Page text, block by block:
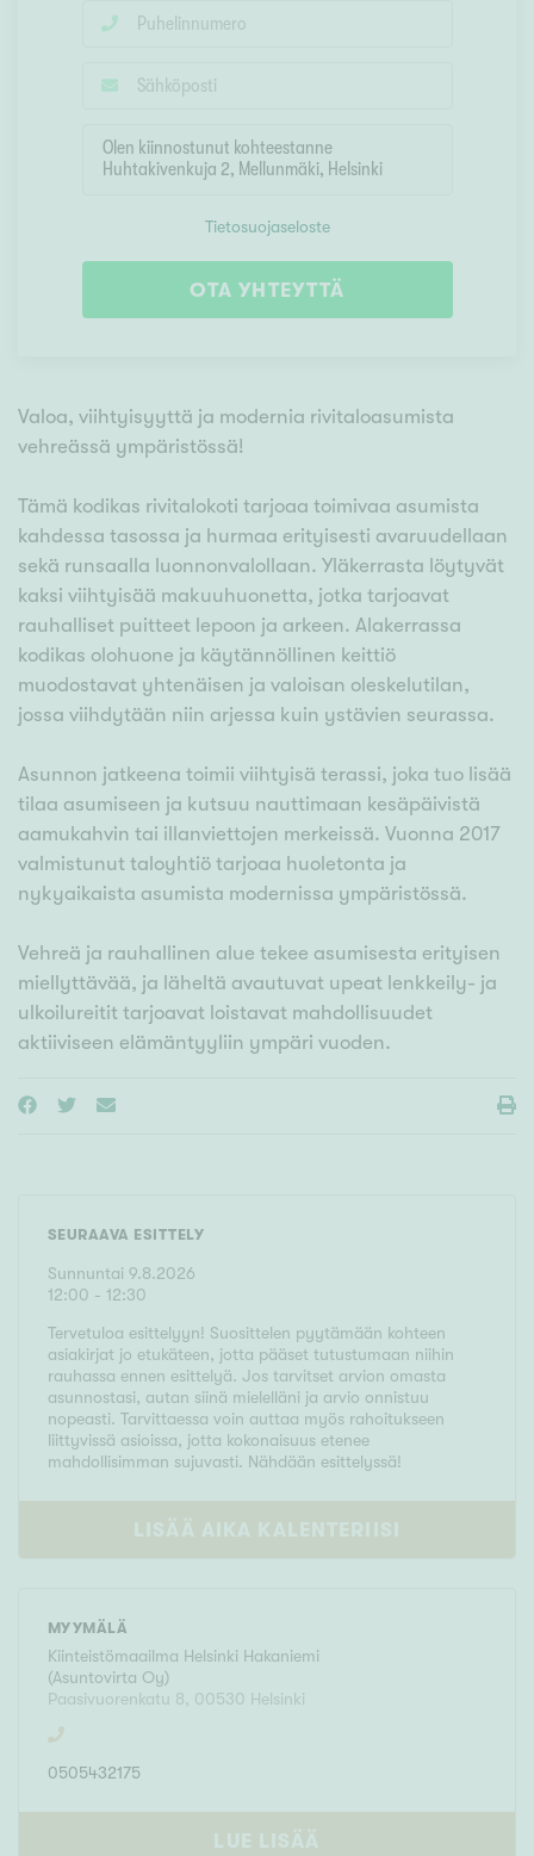
Tietosuojaseloste
OTA YHTEYTTÄ
Valoa, viihtyisyyttä ja modernia rivitaloasumista
vehreässä ympäristössä!
Tämä kodikas rivitalokoti tarjoaa toimivaa asumista
kahdessa tasossa ja hurmaa erityisesti avaruudellaan
sekä runsaalla luonnonvalollaan. Yläkerrasta löytyvät
kaksi viihtyisää makuuhuonetta, jotka tarjoavat
rauhalliset puitteet lepoon ja arkeen. Alakerrassa
kodikas olohuone ja käytännöllinen keittiö
muodostavat yhtenäisen ja valoisan oleskelutilan,
jossa viihdytään niin arjessa kuin ystävien seurassa.
Asunnon jatkeena toimii viihtyisä terassi, joka tuo lisää
tilaa asumiseen ja kutsuu nauttimaan kesäpäivistä
aamukahvin tai illanviettojen merkeissä. Vuonna 2017
valmistunut taloyhtiö tarjoaa huoletonta ja
nykyaikaista asumista modernissa ympäristössä.
Vehreä ja rauhallinen alue tekee asumisesta erityisen
miellyttävää, ja läheltä avautuvat upeat lenkkeily- ja
ulkoilureitit tarjoavat loistavat mahdollisuudet
aktiiviseen elämäntyyliin ympäri vuoden.
SEURAAVA ESITTELY
Sunnuntai 9.8.2026
12:00 - 12:30
Tervetuloa esittelyyn! Suosittelen pyytämään kohteen
asiakirjat jo etukäteen, jotta pääset tutustumaan niihin
rauhassa ennen esittelyä. Jos tarvitset arvion omasta
asunnostasi, autan siinä mielelläni ja arvio onnistuu
nopeasti. Tarvittaessa voin auttaa myös rahoitukseen
liittyvissä asioissa, jotta kokonaisuus etenee
mahdollisimman sujuvasti. Nähdään esittelyssä!
LISÄÄ AIKA KALENTERIISI
MYYMÄLÄ
Kiinteistömaailma Helsinki Hakaniemi
(Asuntovirta Oy)
Paasivuorenkatu 8, 00530 Helsinki
0505432175
LUE LISÄÄ